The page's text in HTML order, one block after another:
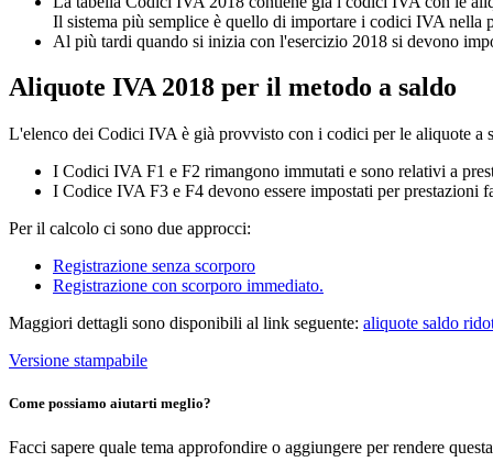
Il sistema più semplice è quello di importare i codici IVA nella
Al più tardi quando si inizia con l'esercizio 2018 si devono
Aliquote IVA 2018 per il metodo a saldo
L'elenco dei Codici IVA è già provvisto con i codici per le aliquote a
I Codici IVA F1 e F2 rimangono immutati e sono relativi a
I Codice IVA F3 e F4 devono essere impostati per prestazioni
Per il calcolo ci sono due approcci:
Registrazione senza scorporo
Registrazione con scorporo immediato.
Maggiori dettagli sono disponibili al link seguente: aliquote saldo
Versione stampabile
Come possiamo aiutarti meglio?
Facci sapere quale tema approfondire o aggiungere per rendere